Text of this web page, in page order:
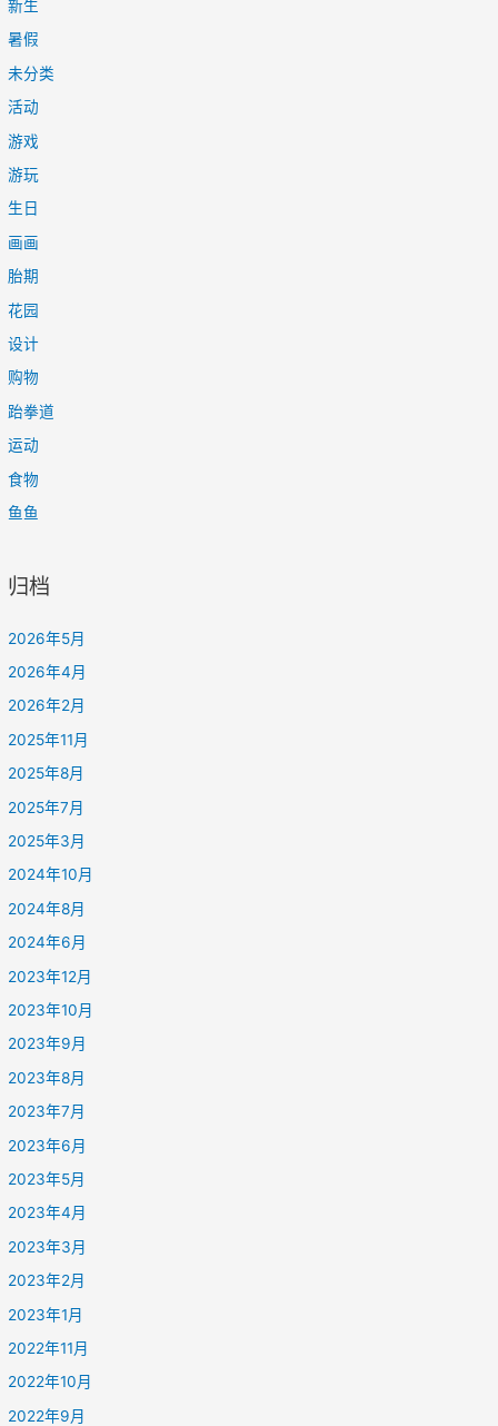
新生
暑假
未分类
活动
游戏
游玩
生日
画画
胎期
花园
设计
购物
跆拳道
运动
食物
鱼鱼
归档
2026年5月
2026年4月
2026年2月
2025年11月
2025年8月
2025年7月
2025年3月
2024年10月
2024年8月
2024年6月
2023年12月
2023年10月
2023年9月
2023年8月
2023年7月
2023年6月
2023年5月
2023年4月
2023年3月
2023年2月
2023年1月
2022年11月
2022年10月
2022年9月